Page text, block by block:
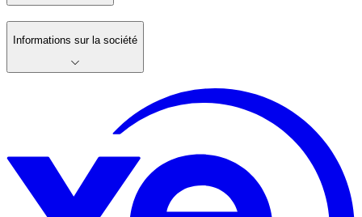
Informations sur la société